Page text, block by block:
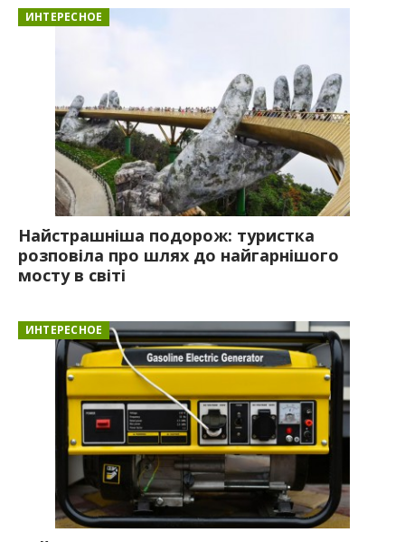
ИНТЕРЕСНОЕ
Найстрашніша подорож: туристка
розповіла про шлях до найгарнішого
мосту в світі
ИНТЕРЕСНОЕ